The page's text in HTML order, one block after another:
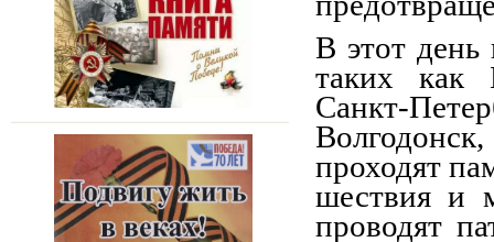
В этот день
таких как
Санкт-
проходят
шествия и
проводят